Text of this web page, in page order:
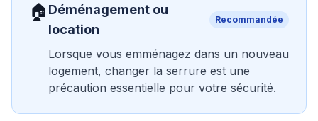
🏠 Déménagement ou
location
Recommandée
Lorsque vous emménagez dans un nouveau
logement, changer la serrure est une
précaution essentielle pour votre sécurité.